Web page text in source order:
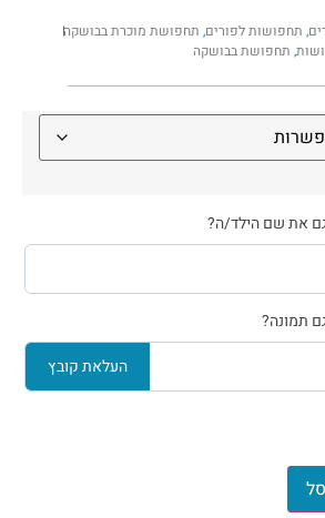
, תחפושות לפורים, תחפושת מוכרת בבושקה
, תחפושת בבושקה
את שם הילד/ה?
תמונה?
העלאת קובץ